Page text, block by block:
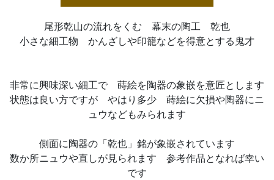
尾形乾山の流れをくむ 幕末の陶工 乾也
小さな細工物 かんざしや印籠などを得意とする鬼才
非常に興味深い細工で 蒔絵を陶器の象嵌を意匠とします
状態は良い方ですが やはり多少 蒔絵に欠損や陶器にニ
ュウなどもみられます
側面に陶器の「乾也」銘が象嵌されています
数か所ニュウや直しが見られます 参考作品となれば幸い
です